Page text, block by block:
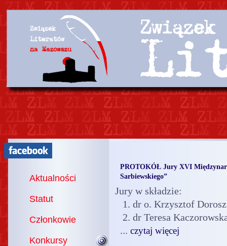
Aktualności
Statut
Członkowie
Konkursy
PROTOKÓŁ Jury XVI
Sarbiewskiego”
Jury w składzie:
1. dr o. Krzysztof
2. dr Teresa
... czytaj więcej